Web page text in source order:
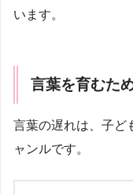
います。
言葉を育むた
言葉の遅れは、子ど
ャンルです。